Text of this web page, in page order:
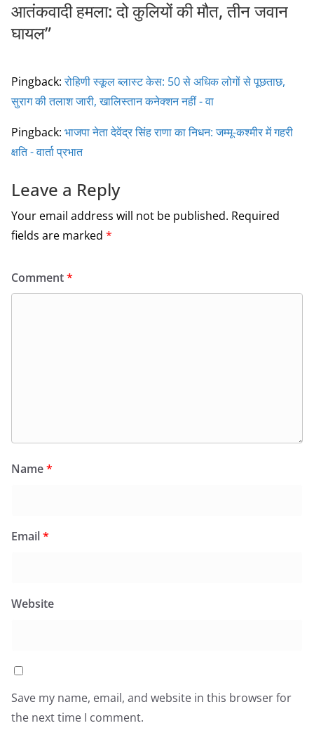
आतंकवादी हमला: दो कुलियों की मौत, तीन जवान
घायल”
Pingback:रोहिणी स्कूल ब्लास्ट केस: 50 से अधिक लोगों से पूछताछ,
सुराग की तलाश जारी, खालिस्तान कनेक्शन नहीं - वा
Pingback: भाजपा नेता देवेंद्र सिंह राणा का निधन: जम्मू-कश्मीर में गहरी
क्षति - वार्ता प्रभात
Leave a Reply
Your email address will not be published. Required
fields are marked *
Comment*
Name*
Email*
Website
Save my name, email, and website in this browser for
the next time I comment.